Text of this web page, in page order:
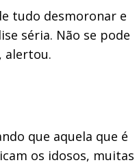
tudo desmoronar e
séria. Não se pode
alertou.
que aquela que é
os idosos, muitas